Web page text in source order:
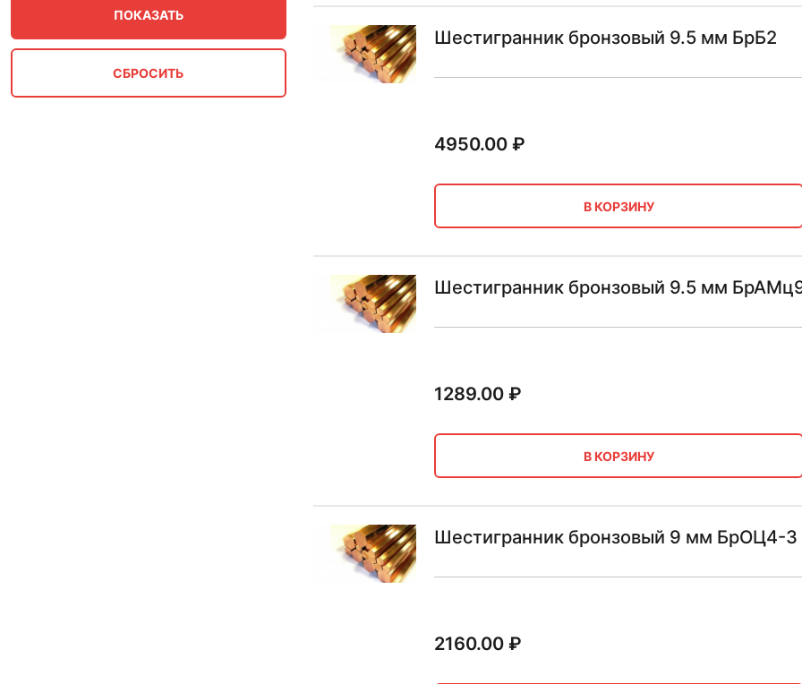
Шестигранник бронзовый 9.5 мм БрБ2
4950.00₽
В КОРЗИНУ
Шестигранник бронзовый 9.5 мм
1289.00₽
В КОРЗИНУ
Шестигранник бронзовый 9 мм БрОЦ4-
2160.00₽